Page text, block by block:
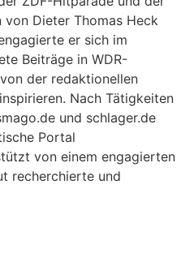
Dieter Thomas Heck
er sich im
Beiträge in WDR-
der redaktionellen
Nach Tätigkeiten
und schlager.de
Portal
von einem engagierten
recherchierte und